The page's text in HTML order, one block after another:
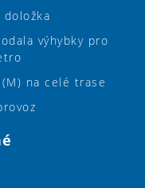
výhybky pro
na celé trase